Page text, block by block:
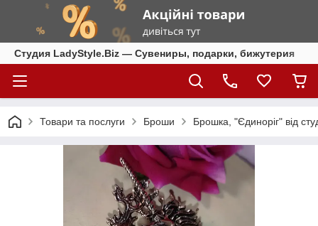
Студия LadyStyle.Biz — Сувениры, подарки, бижутерия
Товари та послуги Броши Брошка, "Єдиноріг" від